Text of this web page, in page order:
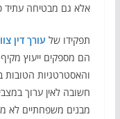
אלא גם מבטיחה עתיד
תפקידו של עורך דין
הם מספקים ייעוץ
והאסטרטגיות
חשובה לאין ערוך
מבנים משפחתיים לא